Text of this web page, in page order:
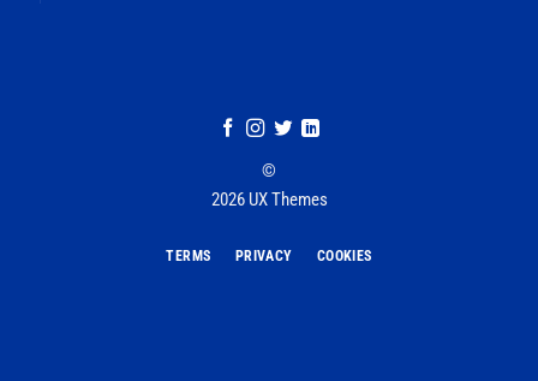
©
2026 UX Themes
TERMS PRIVACY COOKIES